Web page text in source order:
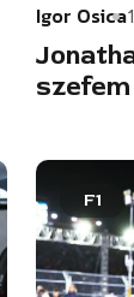
Igor Osica
F1